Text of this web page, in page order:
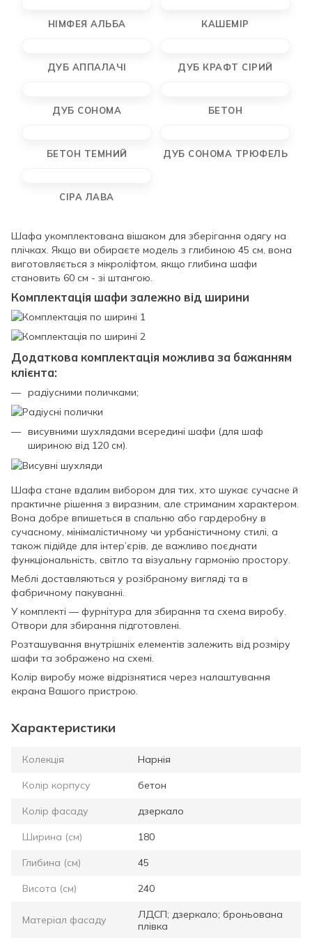
НІМФЕЯ АЛЬБА КАШЕМІР
ДУБ АППАЛАЧІ ДУБ КРАФТ СІРИЙ
ДУБ СОНОМА БЕТОН
БЕТОН ТЕМНИЙ ДУБ СОНОМА ТРЮФЕЛЬ
СІРА ЛАВА
Шафа укомплектована вішаком для зберігання одягу на
плічках. Якщо ви обираєте модель з глибиною 45 см, вона
виготовляється з мікроліфтом, якщо глибина шафи
становить 60 см - зі штангою.
Комплектація шафи залежно від ширини
Додаткова комплектація можлива за бажанням
клієнта:
радіусними поличками;
висувними шухлядами всередині шафи (для шаф
шириною від 120 см).
Шафа стане вдалим вибором для тих, хто шукає сучасне й
практичне рішення з виразним, але стриманим характером.
Вона добре впишеться в спальню або гардеробну в
сучасному, мінімалістичному чи урбаністичному стилі, а
також підійде для інтер’єрів, де важливо поєднати
функціональність, світло та візуальну гармонію простору.
Меблі доставляються у розібраному вигляді та в
фабричному пакуванні.
У комплекті — фурнітура для збирання та схема виробу.
Отвори для збирання підготовлені.
Розташування внутрішніх елементів залежить від розміру
шафи та зображено на схемі.
Колір виробу може відрізнятися через налаштування
екрана Вашого пристрою.
Характеристики
Колекція Нарнія
Колір корпусу бетон
Колір фасаду дзеркало
Ширина (см) 180
Глибина (см) 45
Висота (см) 240
Матеріал фасаду
ЛДСП; дзеркало; броньована
плівка